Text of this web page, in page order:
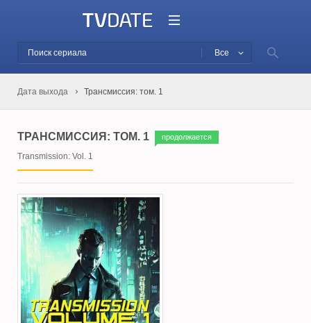
Все
Дата выхода Трансмиссия: том. 1
ТРАНСМИССИЯ: ТОМ. 1 продолжается
Transmission: Vol. 1